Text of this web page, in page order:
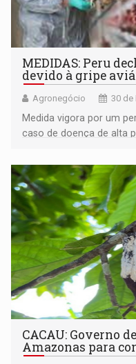
MEDIDAS: Peru
devido à gripe
Agronegócio 30 de
Medida vigora por um
caso de doença de alta
CACAU: Governo
Amazonas para